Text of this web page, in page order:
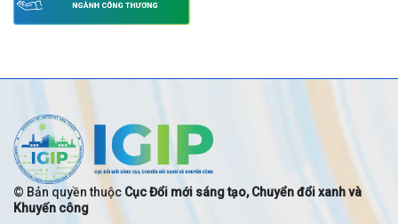
© Bản quyền thuộc Cục Đổi mới sáng tạo, Chuyển đổi xanh và
Khuyến công